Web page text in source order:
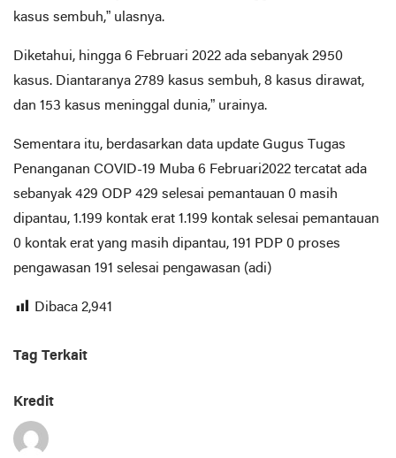
kasus sembuh,” ulasnya.
Diketahui, hingga 6 Februari 2022 ada sebanyak 2950
kasus. Diantaranya 2789 kasus sembuh, 8 kasus dirawat,
dan 153 kasus meninggal dunia,” urainya.
Sementara itu, berdasarkan data update Gugus Tugas
Penanganan COVID-19 Muba 6 Februari2022 tercatat ada
sebanyak 429 ODP 429 selesai pemantauan 0 masih
dipantau, 1.199 kontak erat 1.199 kontak selesai pemantauan
0 kontak erat yang masih dipantau, 191 PDP 0 proses
pengawasan 191 selesai pengawasan (adi)
Dibaca 2,941
Tag Terkait
Kredit